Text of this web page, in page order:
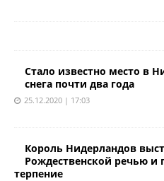
Стало известно место в
снега почти два года
25.12.2020 | 17:03
Король Нидерландов
Рождественской речью и
терпение